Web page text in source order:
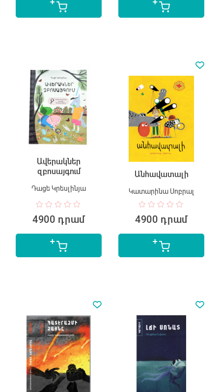
Ավերակներ
զբոսայգում
Դացե Կրեսլինյա
4900 դրամ
Անհավատալի
Կատարինա Սոբրալ
4900 դրամ